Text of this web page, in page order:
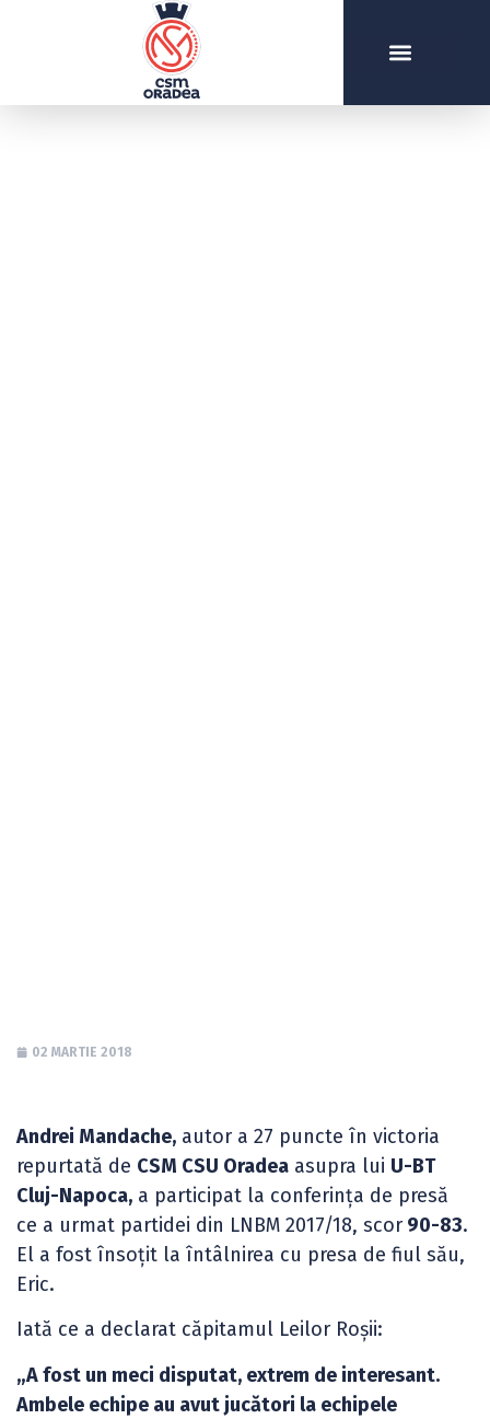
02 MARTIE 2018
Andrei Mandache, autor a 27 puncte în victoria
repurtată de CSM CSU Oradea asupra lui U-BT
Cluj-Napoca, a participat la conferința de presă
ce a urmat partidei din LNBM 2017/18, scor 90-83.
El a fost însoțit la întâlnirea cu presa de fiul său,
Eric.
Iată ce a declarat căpitamul Leilor Roșii:
„A fost un meci disputat, extrem de interesant.
Ambele echipe au avut jucători la echipele